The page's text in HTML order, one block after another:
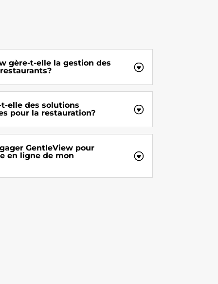
gère-t-elle la gestion des
elle des solutions
pour la restauration?
GentleView pour
en ligne de mon